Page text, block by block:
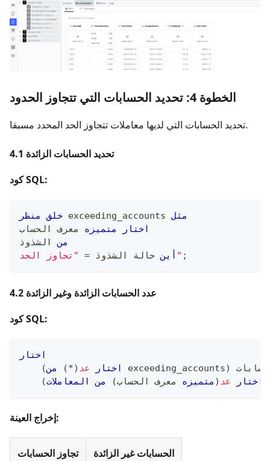
الخطوة 4: تحديد الحسابات التي تتجاوز الحدود
تحديد الحسابات التي لديها معاملات تتجاوز الحد المحدد مسبقا.
4.1 تحديد الحسابات الزائدة
كود SQL:
خلق منظر exceeding_accounts مثل
اختار
متميزه معرف الحساب
من الشذوذ
أين حالة الشذوذ = "تجاوز الحد" ;
4.2 عدد الحسابات الزائدة وغير الزائدة
كود SQL:
اختار
(
اختار عد (
*
) من exceeding_accounts)
(
اختار عد ( متميزه معرف الحساب) من المعاملات
إخراج العينة:
تجاوز الحسابات الحسابات غير الزائدة